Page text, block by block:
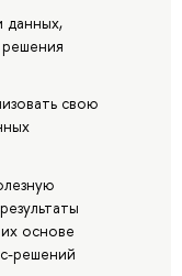
данных,
свою
основе
решений